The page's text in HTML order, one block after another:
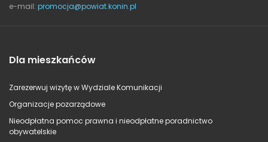
e-mail: promocja@powiat.konin.pl
Dla mieszkańców
Zarezerwuj wizytę w Wydziale Komunikacji
Organizacje pozarządowe
Nieodpłatna pomoc prawna i nieodpłatne poradnictwo
obywatelskie